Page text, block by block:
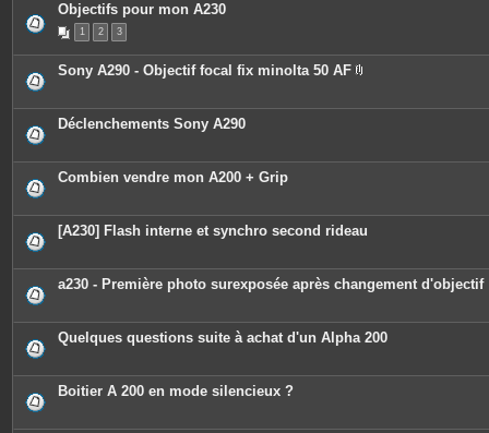
Objectifs pour mon A230
1 2 3
Sony A290 - Objectif focal fix minolta 50 AF
è
j
t
e
s
Déclenchements Sony A290
Combien vendre mon A200 + Grip
[A230] Flash interne et synchro second rideau
a230 - Première photo surexposée après changement d'objectif
Quelques questions suite à achat d'un Alpha 200
Boitier A 200 en mode silencieux ?